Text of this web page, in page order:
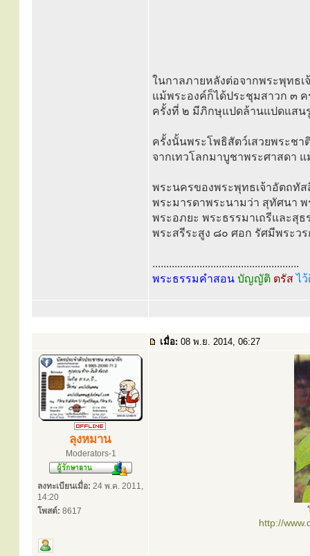
ในกาลภายหลังต่อจากพระพุทธ
แม้พระองค์ก็ได้ประชุมสาวก ๓
ครั้งที่ ๒ มีภิกษุแปดล้านแปดแส
ครั้งนั้นพระโพธิสัตว์เสวยพระช
จากเทวโลกมาบูชาพระศาสดา
พระนครของพระพุทธเจ้าอัตถทั
พระมารดาพระนามว่า สุทัศนา
พระอภยะ พระธรรมาเถรีและสุ
พระสรีระสูง ๘๐ ศอก รัศมีพระว
.....................................................
พระธรรมคำสอน บัญญัติ ตรัสไ
เมื่อ: 08 พ.ย. 2014, 06:27
ลุงหมาน
Moderators-1
ลงทะเบียนเมื่อ: 24 พ.ค. 2011,
14:20
โพสต์: 8617
http://